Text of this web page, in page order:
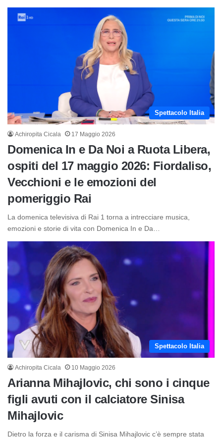
Spettacolo Italia
Achiropita Cicala 17 Maggio 2026
Domenica In e Da Noi a Ruota Libera,
ospiti del 17 maggio 2026: Fiordaliso,
Vecchioni e le emozioni del
pomeriggio Rai
La domenica televisiva di Rai 1 torna a intrecciare musica,
emozioni e storie di vita con Domenica In e Da…
Spettacolo Italia
Achiropita Cicala 10 Maggio 2026
Arianna Mihajlovic, chi sono i cinque
figli avuti con il calciatore Sinisa
Mihajlovic
Dietro la forza e il carisma di Sinisa Mihajlovic c’è sempre stata